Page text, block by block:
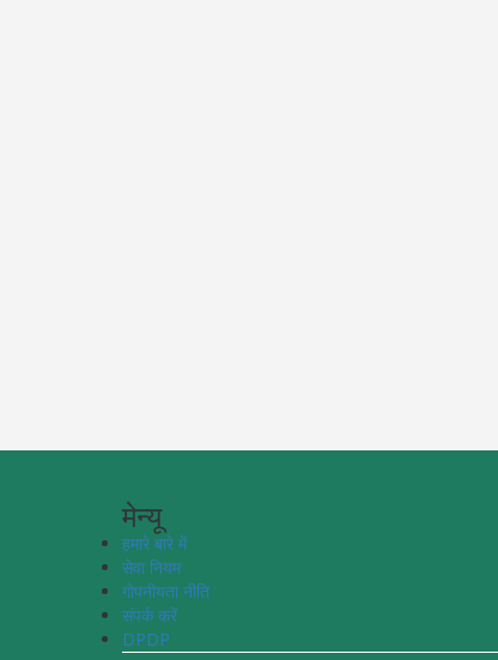
मेन्यू
हमारे बारे में
सेवा नियम
गोपनीयता नीति
संपर्क करें
DPDP